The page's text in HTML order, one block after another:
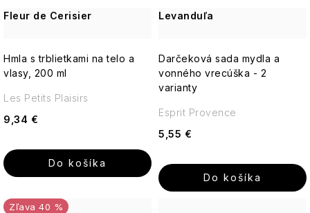
Fleur de Cerisier
Hmla s trblietkami na telo a
vlasy, 200 ml
9,34 €
Do košíka
Les Petits Plaisirs
Levanduľa
Darčeková sada mydla a
vonného vrecúška - 2
varianty
5,55 €
Do košíka
Esprit Provence
40 %